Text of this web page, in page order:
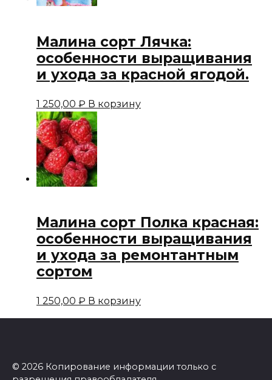
Малина сорт Лячка:
особенности выращивания
и ухода за красной ягодой.
1 250,00 ₽ В корзину
Малина сорт Полка красная:
особенности выращивания
и ухода за ремонтантным
сортом
1 250,00 ₽ В корзину
© 2026 Копирование информации только с